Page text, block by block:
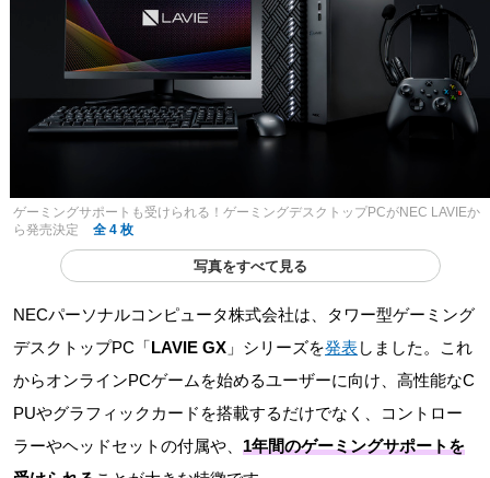
ゲーミングサポートも受けられる！ゲーミングデスクトップPCがNEC LAVIEか
ら発売決定
全 4 枚
写真をすべて見る
NECパーソナルコンピュータ株式会社は、タワー型ゲーミング
デスクトップPC「LAVIE GX 」シリーズを発表しました。これ
からオンラインPCゲームを始めるユーザーに向け、高性能なC
PUやグラフィックカードを搭載するだけでなく、コントロー
ラーやヘッドセットの付属や、 1年間のゲーミングサポートを